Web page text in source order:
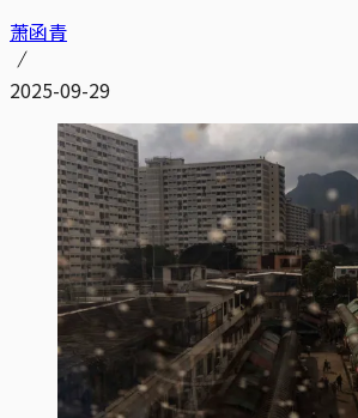
萧函青
2025-09-29